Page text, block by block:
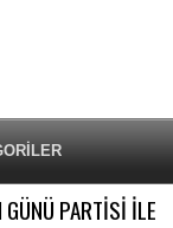
GÜNÜ PARTİSİ İLE